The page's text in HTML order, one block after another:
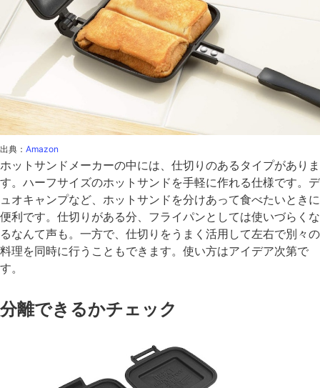
出典： Amazon
ホットサンドメーカーの中には、仕切りのあるタイプがありま
す。ハーフサイズのホットサンドを手軽に作れる仕様です。デ
ュオキャンプなど、ホットサンドを分けあって食べたいときに
便利です。仕切りがある分、フライパンとしては使いづらくな
るなんて声も。一方で、仕切りをうまく活用して左右で別々の
料理を同時に行うこともできます。使い方はアイデア次第で
す。
分離できるかチェック